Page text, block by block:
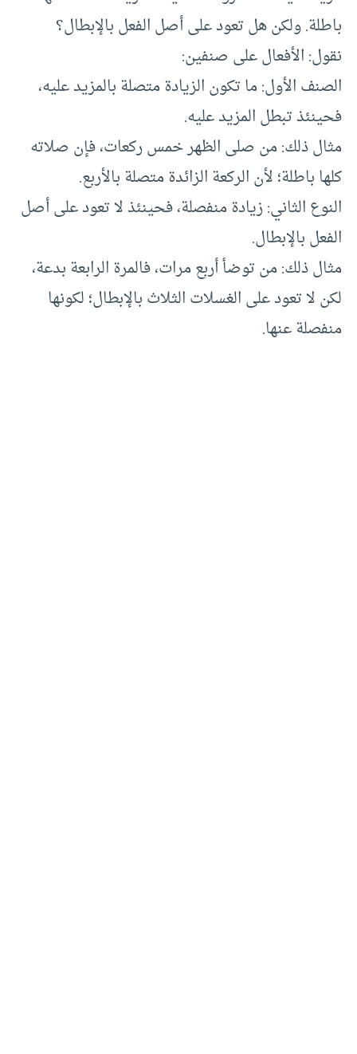
باطلة. ولكن هل تعود على أصل الفعل بالإبطال؟
نقول: الأفعال على صنفين:
الصنف الأول: ما تكون الزيادة متصلة بالمزيد عليه،
فحينئذ تبطل المزيد عليه.
مثال ذلك: من صلى الظهر خمس ركعات، فإن صلاته
كلها باطلة؛ لأن الركعة الزائدة متصلة بالأربع.
النوع الثاني: زيادة منفصلة، فحينئذ لا تعود على أصل
الفعل بالإبطال.
مثال ذلك: من توضأ أربع مرات، فالمرة الرابعة بدعة،
لكن لا تعود على الغسلات الثلاث بالإبطال؛ لكونها
منفصلة عنها.